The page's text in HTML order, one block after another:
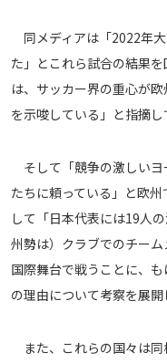
ご利用にあたって
プライバシーポリシー
お問い合わせ
Share
同メディアは「2022年
た」とこれら試合の結果
は、サッカー界の重心が
を示唆している」と指摘し
そして「競争の激しい
たちに頼っている」と欧
して「日本代表には19人
州勢は）クラブでのチー
国際舞台で戦うことに、
の理由について考察を展開
また、これらの国々は